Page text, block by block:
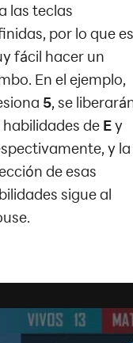
las teclas
por lo que
fácil hacer un
En el ejemplo,
5, se
habilidades de Ey
y la
de esas
sigue al